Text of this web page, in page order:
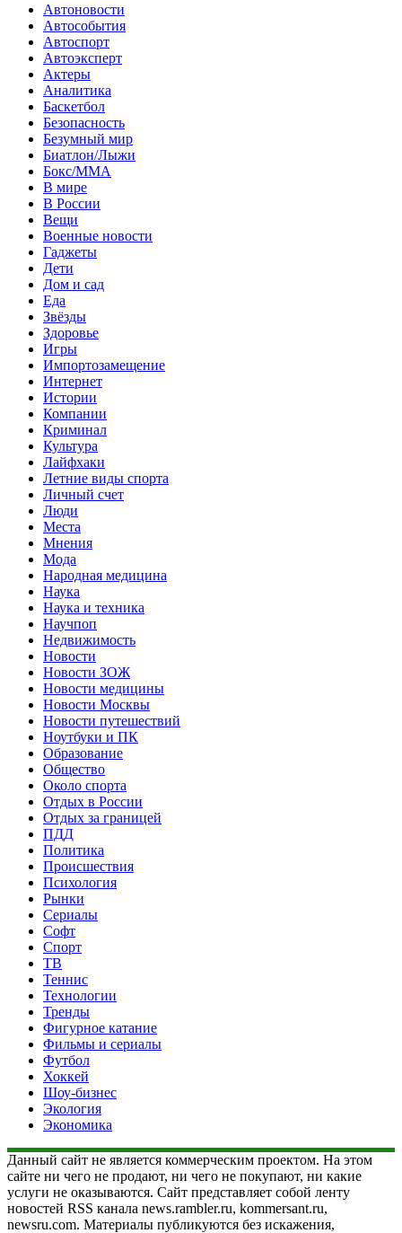
Автоновости
Автособытия
Автоспорт
Автоэксперт
Актеры
Аналитика
Баскетбол
Безопасность
Безумный мир
Биатлон/Лыжи
Бокс/MMA
В мире
В России
Вещи
Военные новости
Гаджеты
Дети
Дом и сад
Еда
Звёзды
Здоровье
Игры
Импортозамещение
Интернет
Истории
Компании
Криминал
Культура
Лайфхаки
Летние виды спорта
Личный счет
Люди
Места
Мнения
Мода
Народная медицина
Наука
Наука и техника
Научпоп
Недвижимость
Новости
Новости ЗОЖ
Новости медицины
Новости Москвы
Новости путешествий
Ноутбуки и ПК
Образование
Общество
Около спорта
Отдых в России
Отдых за границей
ПДД
Политика
Происшествия
Психология
Рынки
Сериалы
Софт
Спорт
ТВ
Теннис
Технологии
Тренды
Фигурное катание
Фильмы и сериалы
Футбол
Хоккей
Шоу-бизнес
Экология
Экономика
Данный сайт не является коммерческим проектом. На этом
сайте ни чего не продают, ни чего не покупают, ни какие
услуги не оказываются. Сайт представляет собой ленту
новостей RSS канала news.rambler.ru, kommersant.ru,
newsru.com. Материалы публикуются без искажения,